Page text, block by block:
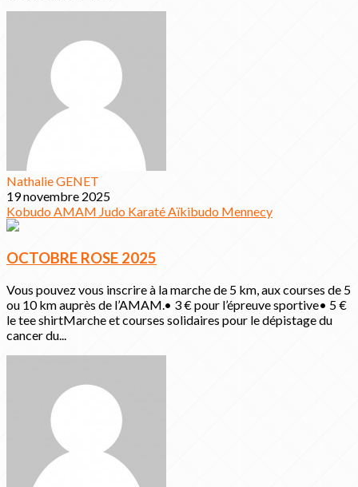
Nathalie GENET
19 novembre 2025
KobudoAMAM Judo KaratéAïkibudo Mennecy
OCTOBRE ROSE 2025
Vous pouvez vous inscrire à la marche de 5 km, aux courses de 5
ou 10 km auprès de l’AMAM.• 3 € pour l’épreuve sportive• 5 €
le tee shirtMarche et courses solidaires pour le dépistage du
cancer du...